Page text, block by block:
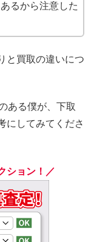
るから注意した
と買取の違いにつ
ある僕が、下取
にしてみてくださ
ション！／